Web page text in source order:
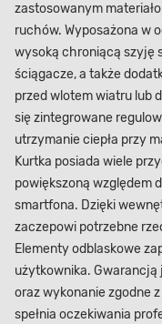
zastosowanym
ruchów. Wyposażona w
wysoką chroniącą szyję
ściągacze, a także
przed wlotem wiatru lub
się zintegrowane
utrzymanie ciepła przy
Kurtka posiada wiele
powiększoną względem
smartfona. Dzięki
zaczepowi potrzebne
Elementy odblaskowe
użytkownika.
oraz wykonanie zgodne z
spełnia oczekiwania